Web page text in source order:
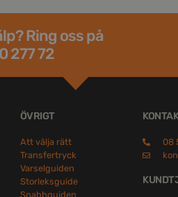
Ring oss på
277 72
ÖVRIGT
Att välja rätt
Transfertryck
Varselguiden
Storleksguide
Snabbguiden
08